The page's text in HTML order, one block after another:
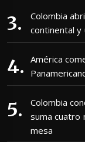
Colombia
continental y
América
Colombia
suma cuatro
mesa